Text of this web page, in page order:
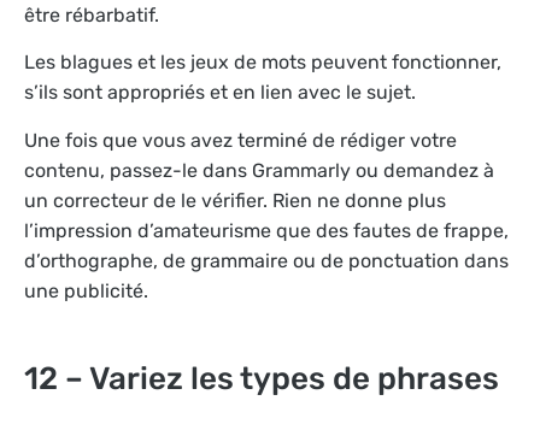
être rébarbatif.
Les blagues et les jeux de mots peuvent fonctionner,
s’ils sont appropriés et en lien avec le sujet.
Une fois que vous avez terminé de rédiger votre
contenu, passez-le dans Grammarly ou demandez à
un correcteur de le vérifier. Rien ne donne plus
l’impression d’amateurisme que des fautes de frappe,
d’orthographe, de grammaire ou de ponctuation dans
une publicité.
12 – Variez les types de phrases